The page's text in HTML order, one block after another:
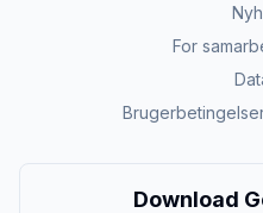
For
Download